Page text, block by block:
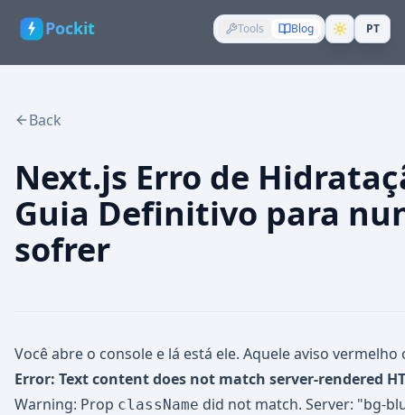
Pockit Tools Blog PT
Back
Next.js Erro de
Guia Definitivo para
sofrer
Você abre o console e lá está ele. Aquele aviso vermelho
Error: Text content does not match server-rendered
Warning: Prop className did not match. Server: "bg-